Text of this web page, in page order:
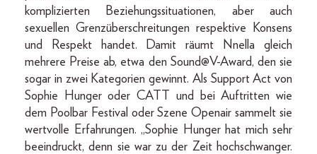
komplizierten Beziehungssituationen, aber auch
sexuellen Grenzüberschreitungen respektive Konsens
und Respekt handet. Damit räumt Nnella gleich
mehrere Preise ab, etwa den Sound@V-Award, den sie
sogar in zwei Kategorien gewinnt. Als Support Act von
Sophie Hunger oder CATT und bei Auftritten wie
dem Poolbar Festival oder Szene Openair sammelt sie
wertvolle Erfahrungen. „Sophie Hunger hat mich sehr
beeindruckt, denn sie war zu der Zeit hochschwanger.